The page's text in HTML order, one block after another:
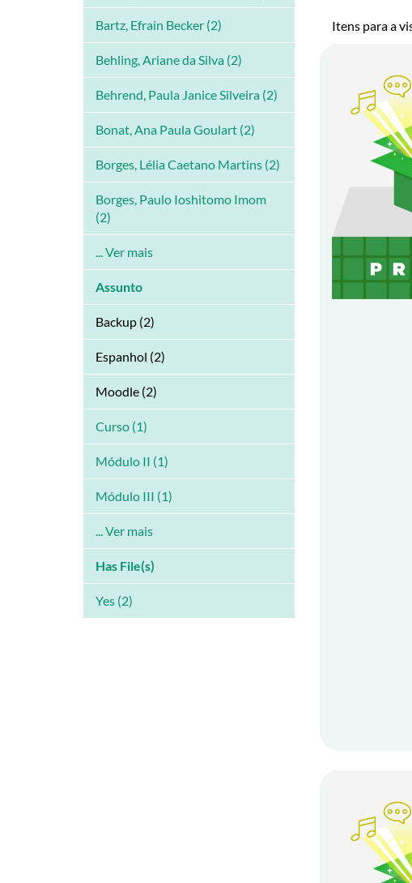
Bartz, Efrain Becker (2)
Behling, Ariane da Silva (2)
Behrend, Paula Janice Silveira (2)
Bonat, Ana Paula Goulart (2)
Borges, Lélia Caetano Martins (2)
Borges, Paulo Ioshitomo Imom
(2)
... Ver mais
Assunto
Backup (2)
Espanhol (2)
Moodle (2)
Curso (1)
Módulo II (1)
Módulo III (1)
... Ver mais
Has File(s)
Yes (2)
Itens para a